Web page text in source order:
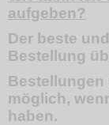
aufgeben?
Der beste
Bestellung
Bestellungen
möglich,
haben.